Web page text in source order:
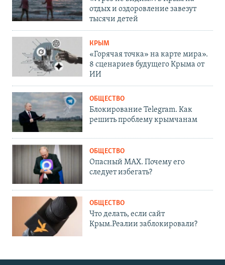
отдых и оздоровление завезут
тысячи детей
КРЫМ
«Горячая точка» на карте мира».
8 сценариев будущего Крыма от
ИИ
ОБЩЕСТВО
Блокирование Telegram. Как
решить проблему крымчанам
ОБЩЕСТВО
Опасный MAX. Почему его
следует избегать?
ОБЩЕСТВО
Что делать, если сайт
Крым.Реалии заблокировали?